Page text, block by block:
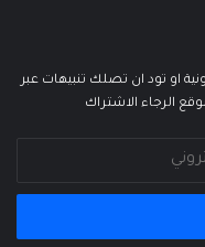
او تود ان تصلك تنبيهات عبر
الرجاء الاشتراك